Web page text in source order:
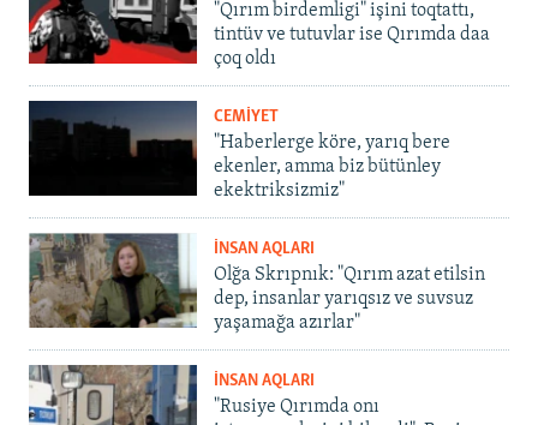
"Qırım birdemligi" işini toqtattı,
tintüv ve tutuvlar ise Qırımda daa
çoq oldı
CEMİYET
"Haberlerge köre, yarıq bere
ekenler, amma biz bütünley
ekektriksizmiz"
İNSAN AQLARI
Olğa Skrıpnık: "Qırım azat etilsin
dep, insanlar yarıqsız ve suvsuz
yaşamağa azırlar"
İNSAN AQLARI
"Rusiye Qırımda onı